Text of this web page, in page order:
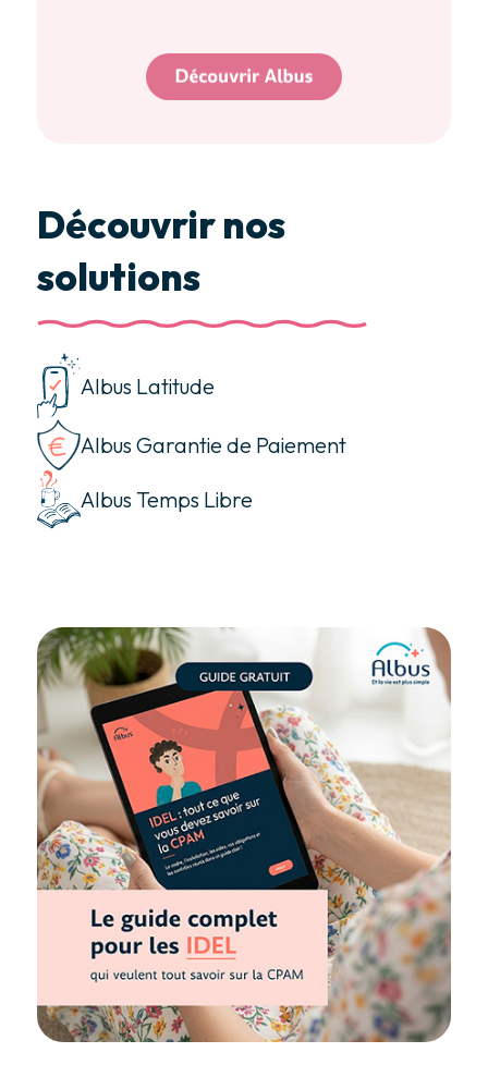
Découvrir nos
solutions
Albus Latitude
Albus Garantie de Paiement
Albus Temps Libre